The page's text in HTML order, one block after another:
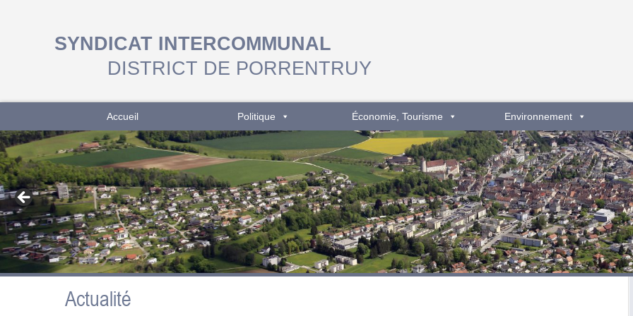
SYNDICAT INTERCOMMUNAL
DISTRICT DE PORRENTRUY
Accueil Politique Économie, Tourisme Environnement
Actualité